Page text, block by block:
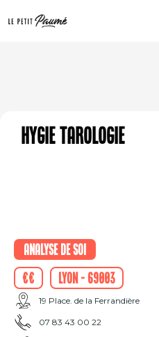
Hygie tarologie
Analyse de soi
€€
Lyon - 69003
19 Place. de la Ferrandière
07 83 43 00 22